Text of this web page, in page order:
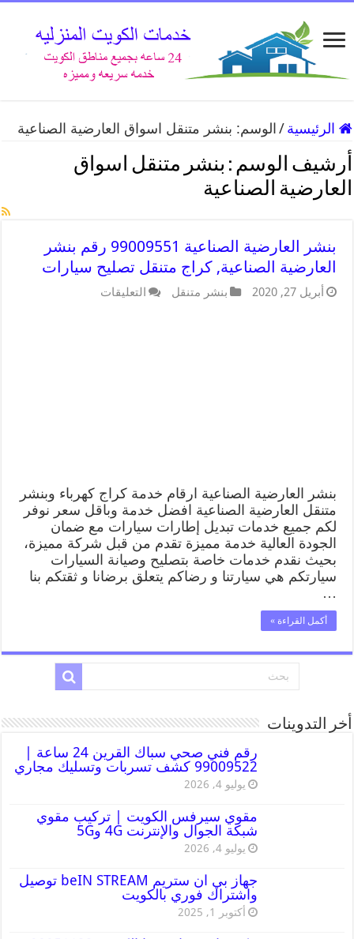
الرئيسية / الوسم: بنشر متنقل اسواق العارضية الصناعية
أرشيف الوسم : بنشر متنقل اسواق
العارضية الصناعية
بنشر العارضية الصناعية 99009551 رقم بنشر
العارضية الصناعية, كراج متنقل تصليح سيارات
أبريل 27, 2020 بنشر متنقل التعليقات
بنشر العارضية الصناعية ارقام خدمة كراج كهرباء وبنشر
متنقل العارضية الصناعية افضل خدمة وباقل سعر نوفر
لكم جميع خدمات تبديل إطارات سيارات مع ضمان
الجودة العالية خدمة مميزة تقدم من قبل شركة مميزة،
بحيث نقدم خدمات خاصة بتصليح وصيانة السيارات
سيارتكم هي سيارتنا و رضاكم يتعلق برضانا و ثقتكم بنا
…
أكمل القراءة »
أخر التدوينات
رقم فني صحي سباك القرين 24 ساعة |
99009522 كشف تسربات وتسليك مجاري
يوليو 4, 2026
مقوي سيرفس الكويت | تركيب مقوي
شبكة الجوال والإنترنت 4G و5G
يوليو 4, 2026
جهاز بي ان ستريم beIN STREAM توصيل
واشتراك فوري بالكويت
أكتوبر 1, 2025